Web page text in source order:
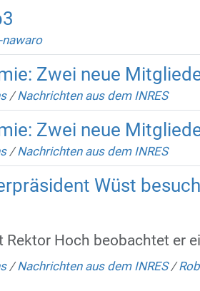
Zwei neue
/Nachrichten aus dem INRES
Zwei neue
/Nachrichten aus dem INRES
Wüst
Rektor Hoch beobachtet er
/Nachrichten aus dem INRES /